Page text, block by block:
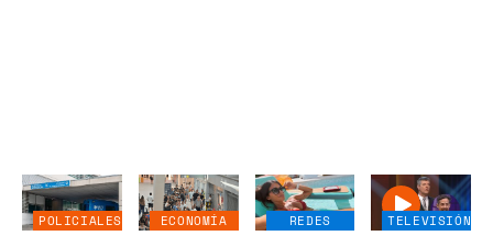
POLICIALES
ECONOMÍA
REDES
TELEVISIÓN